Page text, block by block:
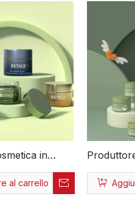
in
colorato
al carrello
Vetro
per